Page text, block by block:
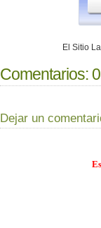
El Sitio
Comentarios:0
Dejar un